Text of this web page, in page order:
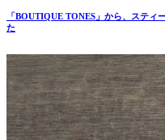
「BOUTIQUE TONES」から、スティ
た